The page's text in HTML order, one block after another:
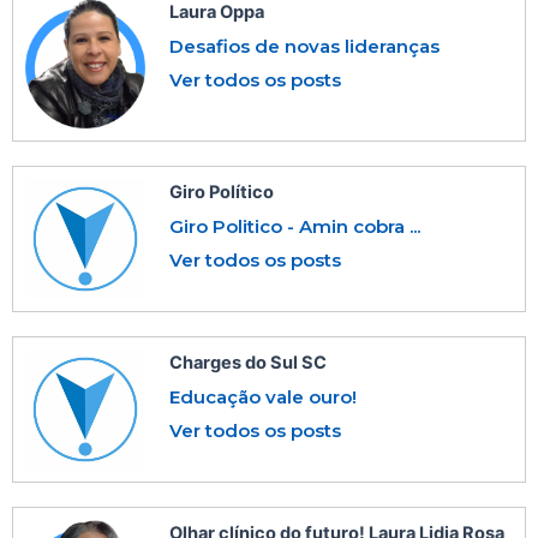
Laura Oppa
Desafios de novas lideranças
Ver todos os posts
Giro Político
Giro Politico - Amin cobra ...
Ver todos os posts
Charges do Sul SC
Educação vale ouro!
Ver todos os posts
Olhar clínico do futuro! Laura Lidia Rosa